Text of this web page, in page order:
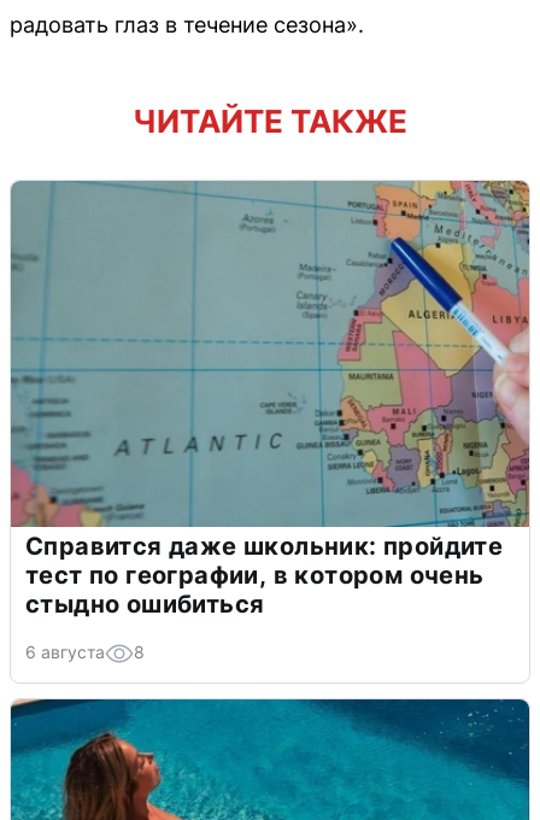
радовать глаз в течение сезона».
ЧИТАЙТЕ ТАКЖЕ
Справится даже школьник: пройдите
тест по географии, в котором очень
стыдно ошибиться
6 августа 8